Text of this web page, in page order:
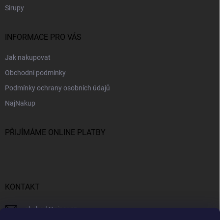
Sirupy
INFORMACE PRO VÁS
Jak nakupovat
Obchodní podmínky
Podmínky ochrany osobních údajů
NajNakup
PŘIJÍMÁME ONLINE PLATBY
KONTAKT
obchod@ziner.cz